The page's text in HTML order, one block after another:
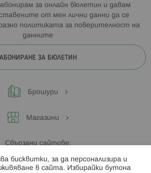
за онлайн бюлетин и давам
от мен лични данни да се
политиката за поверителност на
данните
АБОНИРАНЕ ЗА БЮЛЕТИН
Брошури
Магазини
Свързани сайтове:
Hippoland.ro
бисквитки, за да персонализира и
в сайта. Избирайки бутона